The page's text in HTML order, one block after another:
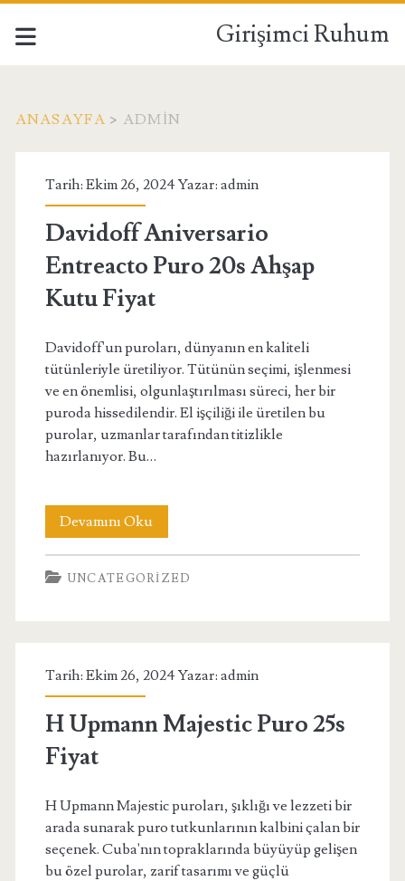
Girişimci Ruhum
ANASAYFA > ADMIN
Yazar:
<span>admin</span>
Tarih: Ekim 26, 2024 Yazar: admin
Davidoff Aniversario
Entreacto Puro 20s Ahşap
Kutu Fiyat
Davidoff'un puroları, dünyanın en kaliteli
tütünleriyle üretiliyor. Tütünün seçimi, işlenmesi
ve en önemlisi, olgunlaştırılması süreci, her bir
puroda hissedilendir. El işçiliği ile üretilen bu
purolar, uzmanlar tarafından titizlikle
hazırlanıyor. Bu…
Devamını OkuDavidoff
Aniversario
Entreacto
Ahşap
Kutu
UNCATEGORIZED
Tarih: Ekim 26, 2024 Yazar: admin
H Upmann Majestic Puro 25s
Fiyat
H Upmann Majestic puroları, şıklığı ve lezzeti bir
arada sunarak puro tutkunlarının kalbini çalan bir
seçenek. Cuba'nın topraklarında büyüyüp gelişen
bu özel purolar, zarif tasarımı ve güçlü